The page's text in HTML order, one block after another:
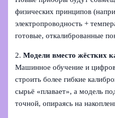
физических принципов
электропроводность +
готовые, откалиброванные
2.Модели вместо жёстких
Машинное обучение и
строить более гибкие
сырьё «плавает», а модель
точной, опираясь на